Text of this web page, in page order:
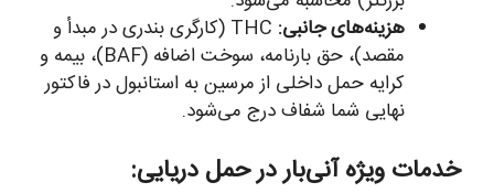
هزینه‌های جانبی:
THC (کارگری بندری در مبدأ و
مقصد)، حق بارنامه، سوخت اضافه (BAF)، بیمه و
کرایه حمل داخلی از مرسین به استانبول در فاکتور
نهایی شما شفاف درج می‌شود.
خدمات ویژه آنی‌بار در حمل دریایی: